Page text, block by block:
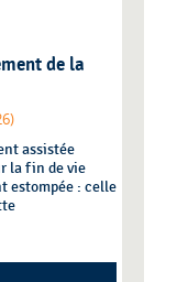
de la
assistée
la fin de vie
estompée : celle